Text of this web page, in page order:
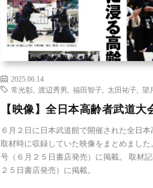
2025.06.14
常光彰
渡辺秀男 福田智子 太田祐子 望
【映像】全日本高齢者武道大
６月２日に日本武道館で開催された全日本
取材時に収録していた映像をまとめました
号（６月２５日書店発売）に掲載。 取材
２５日書店発売）に掲載。